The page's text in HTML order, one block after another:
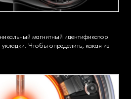
магнитный идентификатор
Чтобы определить, какая из